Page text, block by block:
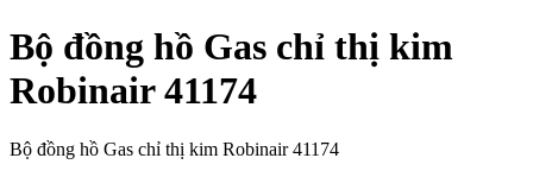
Bộ đồng hồ Gas chỉ thị kim
Robinair 41174
Bộ đồng hồ Gas chỉ thị kim Robinair 41174